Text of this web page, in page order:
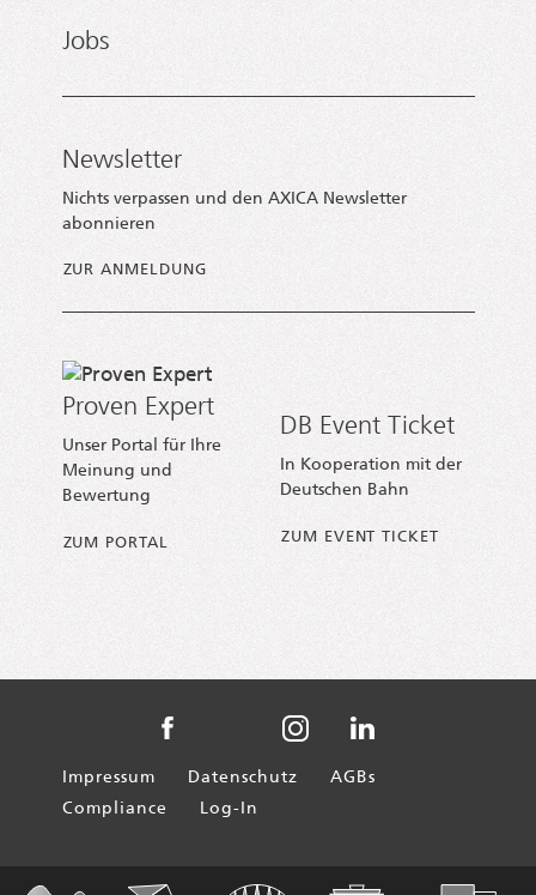
Jobs
Newsletter
Nichts verpassen und den AXICA Newsletter
abonnieren
ZUR ANMELDUNG
Proven Expert
Unser Portal für Ihre
Meinung und
Bewertung
ZUM PORTAL
DB Event Ticket
In Kooperation mit der
Deutschen Bahn
ZUM EVENT TICKET
Impressum Datenschutz
AGBs
Compliance
Log-In
AXICA auf Facebook
AXICA auf YouTube
AXICA auf Instagram